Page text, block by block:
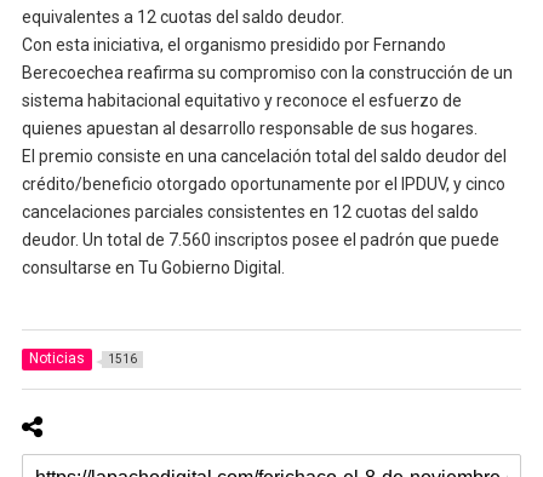
equivalentes a 12 cuotas del saldo deudor.
Con esta iniciativa, el organismo presidido por Fernando
Berecoechea reafirma su compromiso con la construcción de un
sistema habitacional equitativo y reconoce el esfuerzo de
quienes apuestan al desarrollo responsable de sus hogares.
El premio consiste en una cancelación total del saldo deudor del
crédito/beneficio otorgado oportunamente por el IPDUV, y cinco
cancelaciones parciales consistentes en 12 cuotas del saldo
deudor. Un total de 7.560 inscriptos posee el padrón que puede
consultarse en Tu Gobierno Digital.
Noticias 1516